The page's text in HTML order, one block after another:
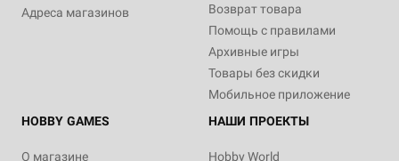
Адреса магазинов
Возврат товара
Помощь с правилами
Архивные игры
Товары без скидки
Мобильное приложение
HOBBY GAMES
О магазине
НАШИ ПРОЕКТЫ
Hobby World